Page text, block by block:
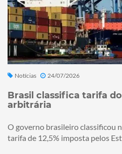
Notícias 24/07/2026
Brasil classifica tarifa
arbitrária
O governo brasileiro classificou
tarifa de 12,5% imposta pelos